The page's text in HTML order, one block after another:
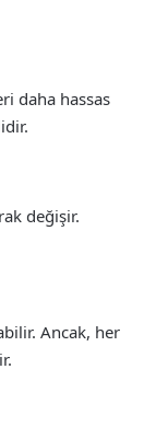
daha hassas
değişir.
Ancak, her